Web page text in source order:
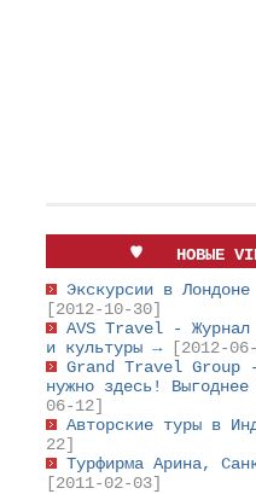
НОВЫЕ
Экскурсии в
[2012-10-30]
AVS Travel - Журнал
и культуры →
[2012-
Grand Travel Group
нужно здесь!
06-12]
Авторские туры в
22]
Турфирма Арина,
[2011-02-03]